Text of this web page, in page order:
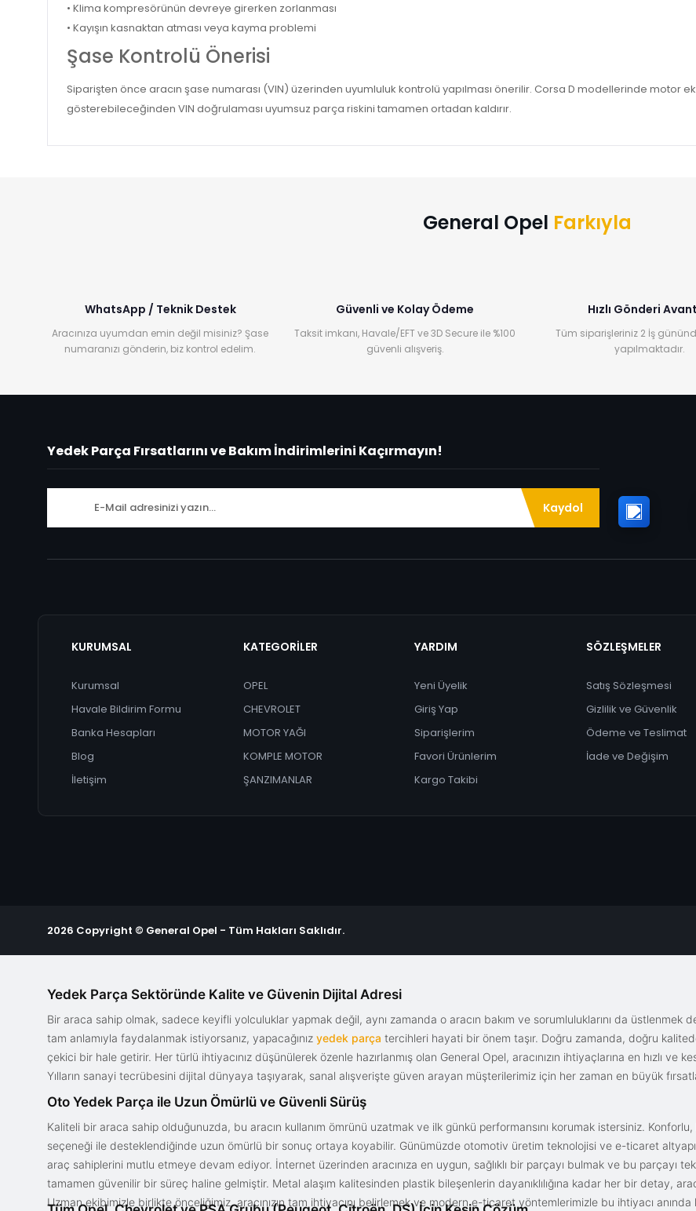
• Klima kompresörünün devreye girerken zorlanması
• Kayışın kasnaktan atması veya kayma problemi
Şase Kontrolü Önerisi
Siparişten önce aracın şase numarası (VIN) üzerinden uyumluluk kontrolü yapılması önerilir. Corsa D modellerinde motor
gösterebileceğinden VIN doğrulaması uyumsuz parça riskini tamamen ortadan kaldırır.
General Opel Farkıyla
WhatsApp / Teknik Destek
Aracınıza uyumdan emin değil misiniz? Şase
numaranızı gönderin, biz kontrol edelim.
Güvenli ve Kolay Ödeme
Taksit imkanı, Havale/EFT ve 3D Secure ile %100
güvenli alışveriş.
Hızlı Gönderi
Tüm siparişleriniz 2 İş
yapılmaktadır.
Yedek Parça Fırsatlarını ve Bakım İndirimlerini Kaçırmayın!
Kaydol
KURUMSAL
Kurumsal
Havale Bildirim Formu
Banka Hesapları
Blog
İletişim
KATEGORİLER
OPEL
CHEVROLET
MOTOR YAĞI
KOMPLE MOTOR
ŞANZIMANLAR
YARDIM
Yeni Üyelik
Giriş Yap
Siparişlerim
Favori Ürünlerim
Kargo Takibi
SÖZLEŞMELER
Satış Sözleşmesi
Gizlilik ve Güvenlik
Ödeme ve Teslimat
İade ve Değişim
2026 Copyright © General Opel - Tüm Hakları Saklıdır.
Yedek Parça Sektöründe Kalite ve Güvenin Dijital Adresi
Bir araca sahip olmak, sadece keyifli yolculuklar yapmak değil, aynı zamanda o aracın bakım ve sorumluluklarını da üstlenmek
tam anlamıyla faydalanmak istiyorsanız, yapacağınız yedek parça tercihleri hayati bir önem taşır. Doğru zamanda, doğru
çekici bir hale getirir. Her türlü ihtiyacınız düşünülerek özenle hazırlanmış olan General Opel, aracınızın ihtiyaçlarına en hızlı ve
Yılların sanayi tecrübesini dijital dünyaya taşıyarak, sanal alışverişte güven arayan müşterilerimiz için her zaman en büyük
Oto Yedek Parça ile Uzun Ömürlü ve Güvenli Sürüş
Kaliteli bir araca sahip olduğunuzda, bu aracın kullanım ömrünü uzatmak ve ilk günkü performansını korumak istersiniz.
seçeneği ile desteklendiğinde uzun ömürlü bir sonuç ortaya koyabilir. Günümüzde otomotiv üretim teknolojisi ve e-ticaret
araç sahiplerini mutlu etmeye devam ediyor. İnternet üzerinden aracınıza en uygun, sağlıklı bir parçayı bulmak ve bu parçayı
tamamen güvenilir bir süreç haline gelmiştir. Metal alaşım kalitesinden plastik bileşenlerin dayanıklılığına kadar her bir detay,
Uzman ekibimizle birlikte önceliğimiz, aracınızın tam ihtiyacını belirlemek ve modern e-ticaret yöntemlerimizle bu ihtiyacı anında